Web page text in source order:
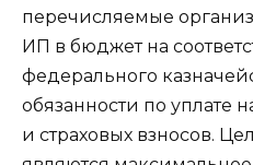
перечисляемые
ИП в бюджет на
федерального
обязанности по уплате
и страховых взносов.